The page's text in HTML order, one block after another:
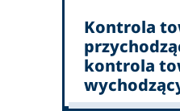
Kontrola
kontrola